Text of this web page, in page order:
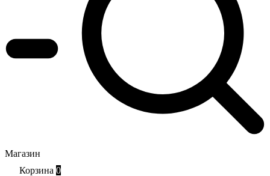
Магазин
Корзина 0